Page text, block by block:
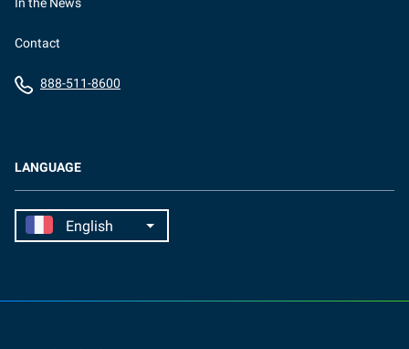
LANGUAGE
Contact
888-511-8600